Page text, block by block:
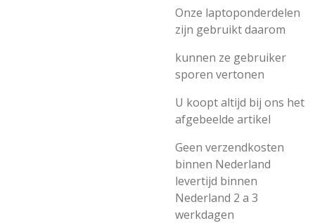
Onze laptoponderdelen
zijn gebruikt daarom
kunnen ze gebruiker
sporen vertonen
U koopt altijd bij ons het
afgebeelde artikel
Geen verzendkosten
binnen Nederland
levertijd binnen
Nederland 2 a 3
werkdagen